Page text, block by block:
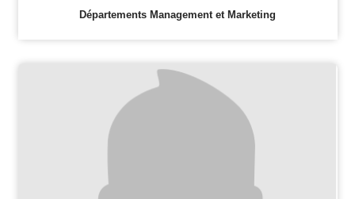
Départements Management et Marketing